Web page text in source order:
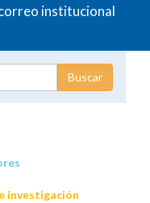
institucional
investigación